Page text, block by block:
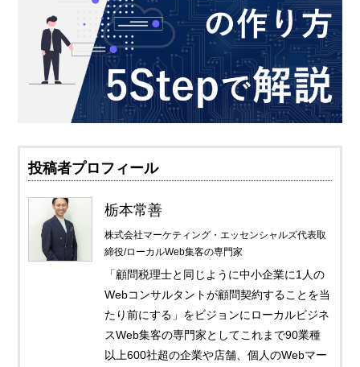
投稿者プロフィール
栃本常善
株式会社マーケティング・エッセンシャルズ代表取
締役/ローカルWeb集客の専門家
「顧問税理士と同じように中小企業に1人の
Webコンサルタントが顧問契約することを当
たり前にする」をビジョンにローカルビジネ
スWeb集客の専門家としてこれまで90業種
以上600社超の企業や店舗、個人のWebマー